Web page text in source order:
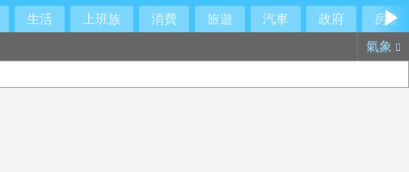
生活 上班族 消費 旅遊 汽車 政府
房產
氣象